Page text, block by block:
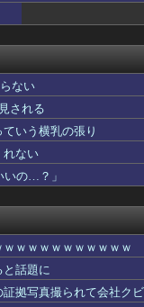
付いてる！災害...
・・・
変更wwwww
ｗｗwｗｗｗｗｗ...
成して投稿 日本...
丈夫？」など心...
国の重要都市の...
・・
向かいの家の長女...
バグがあるっぽい
金の金額がこちら…...
ない
される
いう横乳の張り
れない
いの…？」
ｗｗｗｗｗｗｗｗｗｗ
と話題に
拠写真撮られて会社ク